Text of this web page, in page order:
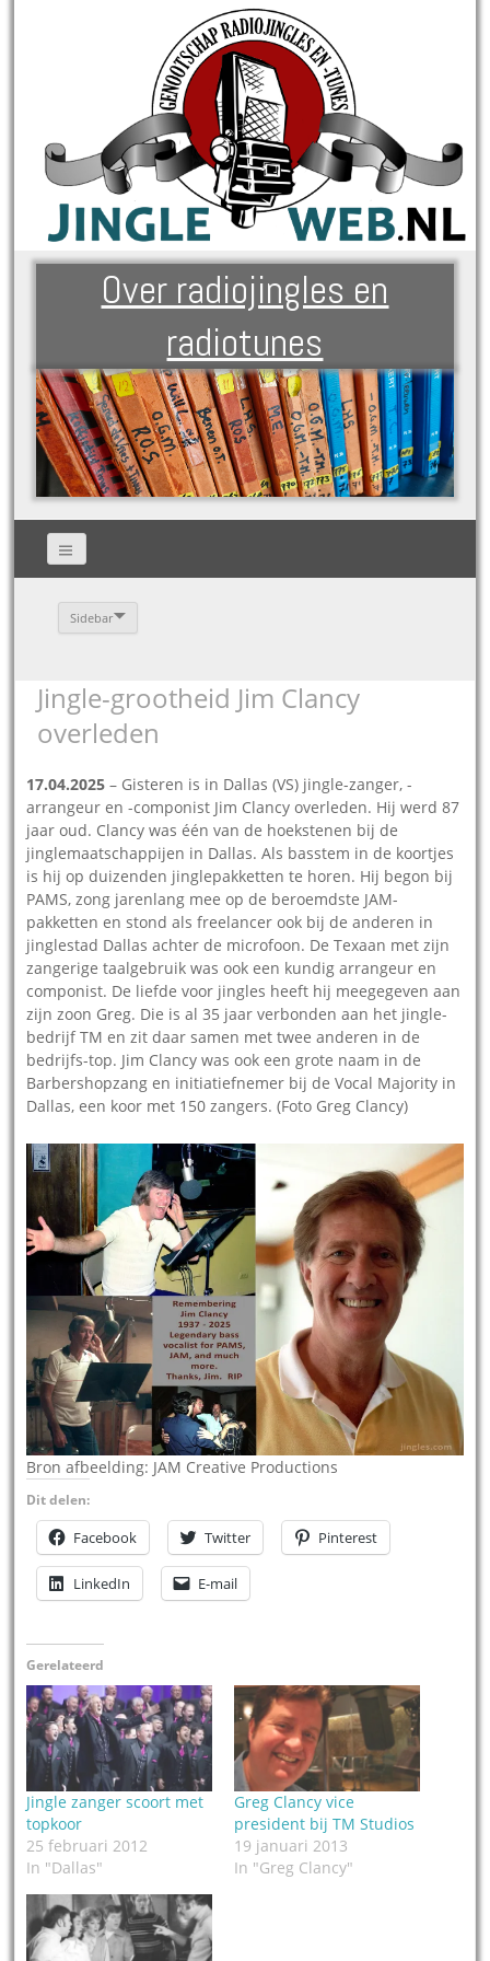
Over radiojingles en
radiotunes
Sidebar
Jingle-grootheid Jim Clancy
overleden
17.04.2025 – Gisteren is in Dallas (VS) jingle-zanger, -
arrangeur en -componist Jim Clancy overleden. Hij werd 87
jaar oud. Clancy was één van de hoekstenen bij de
jinglemaatschappijen in Dallas. Als basstem in de koortjes
is hij op duizenden jinglepakketten te horen. Hij begon bij
PAMS, zong jarenlang mee op de beroemdste JAM-
pakketten en stond als freelancer ook bij de anderen in
jinglestad Dallas achter de microfoon. De Texaan met zijn
zangerige taalgebruik was ook een kundig arrangeur en
componist. De liefde voor jingles heeft hij meegegeven aan
zijn zoon Greg. Die is al 35 jaar verbonden aan het jingle-
bedrijf TM en zit daar samen met twee anderen in de
bedrijfs-top. Jim Clancy was ook een grote naam in de
Barbershopzang en initiatiefnemer bij de Vocal Majority in
Dallas, een koor met 150 zangers. (Foto Greg Clancy)
Bron afbeelding: JAM Creative Productions
Dit delen:
Facebook Twitter Pinterest
LinkedIn E-mail
Gerelateerd
Jingle zanger scoort met
topkoor
25 februari 2012
In "Dallas"
Greg Clancy vice
president bij TM Studios
19 januari 2013
In "Greg Clancy"